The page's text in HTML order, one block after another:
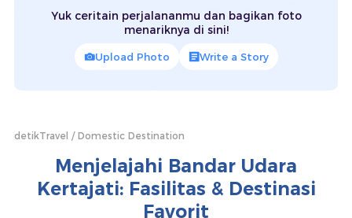
Yuk ceritain perjalananmu dan bagikan foto
menariknya di sini!
Upload Photo Write a Story
detikTravel Domestic Destination
Menjelajahi Bandar Udara
Kertajati: Fasilitas & Destinasi
Favorit